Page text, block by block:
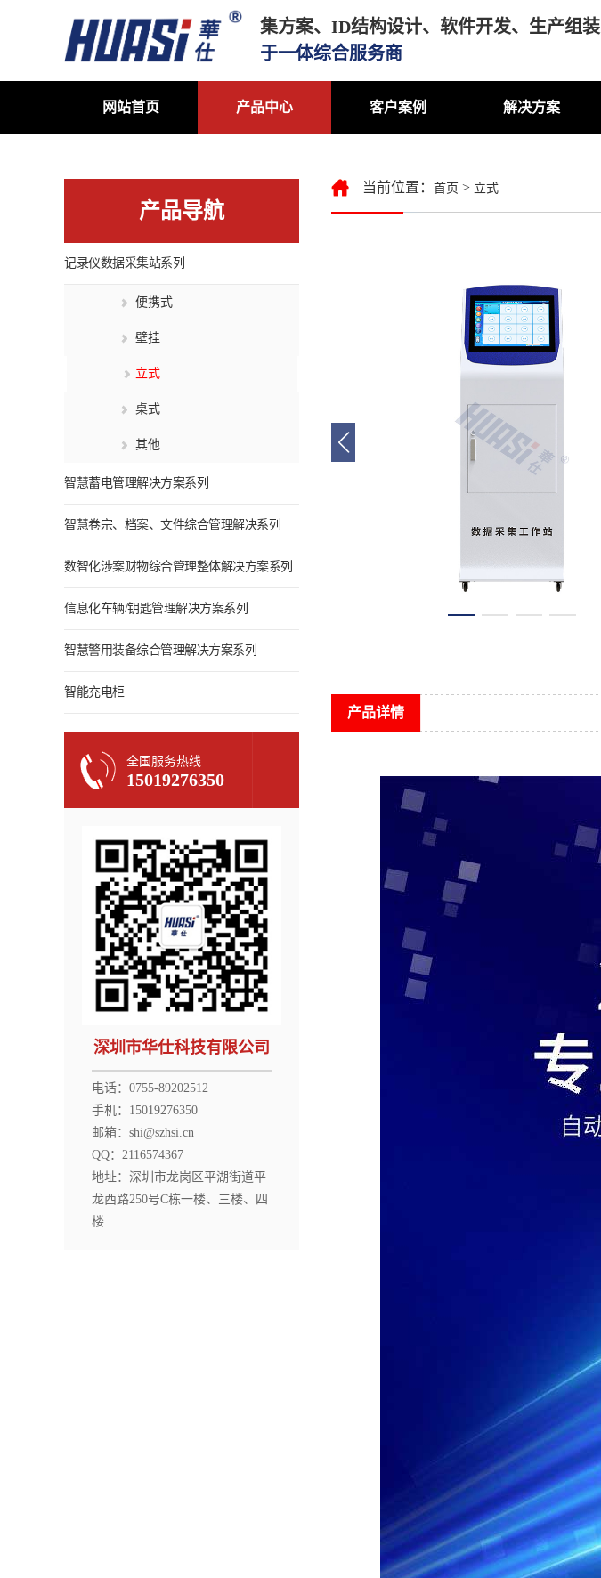
集方案、ID结构设计、软件开发、生产组装
于一体综合服务商
网站首页 产品中心 客户案例 解决方案
产品导航
记录仪数据采集站系列
便携式
壁挂
立式
桌式
其他
智慧蓄电管理解决方案系列
智慧卷宗、档案、文件综合管理解决系列
数智化涉案财物综合管理整体解决方案系列
信息化车辆/钥匙管理解决方案系列
智慧警用装备综合管理解决方案系列
智能充电柜
全国服务热线
15019276350
深圳市华仕科技有限公司
电话：0755-89202512
手机：15019276350
邮箱：shi@szhsi.cn
QQ：2116574367
地址：深圳市龙岗区平湖街道平
龙西路250号C栋一楼、三楼、四
楼
当前位置： 首页 > 立式
产品详情